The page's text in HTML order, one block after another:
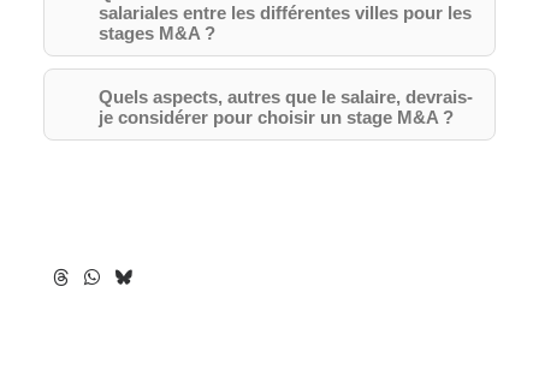
salariales entre les différentes villes pour les
stages M&A ?
Quels aspects, autres que le salaire, devrais-
je considérer pour choisir un stage M&A ?